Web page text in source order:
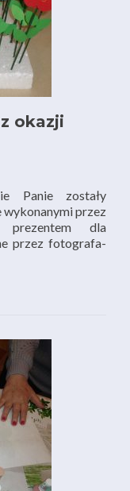
okazji
Panie zostały
wykonanymi przez
prezentem dla
przez fotografa-